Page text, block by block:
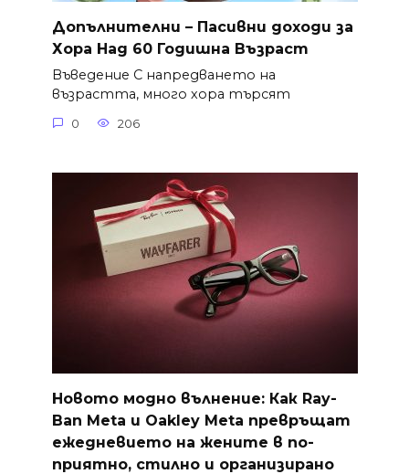
Допълнителни – Пасивни доходи за
Хора Над 60 Годишна Възраст
Въведение С напредването на
възрастта, много хора търсят
0 206
Новото модно вълнение: Как Ray-
Ban Meta и Oakley Meta превръщат
ежедневието на жените в по-
приятно, стилно и организирано